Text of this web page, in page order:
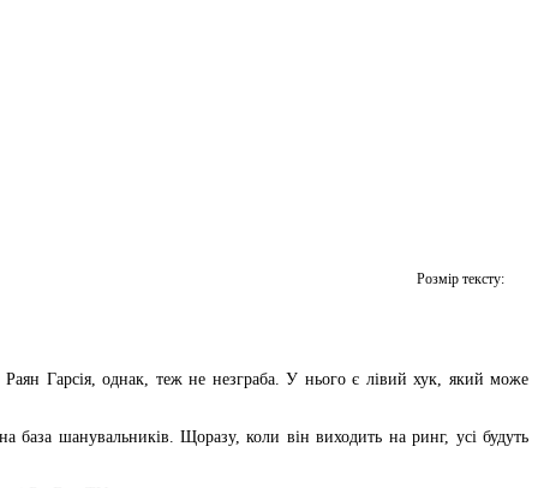
Розмір тексту:
Гарсія, однак, теж не незграба. У нього є лівий хук, який може
шанувальників. Щоразу, коли він виходить на ринг, усі будуть